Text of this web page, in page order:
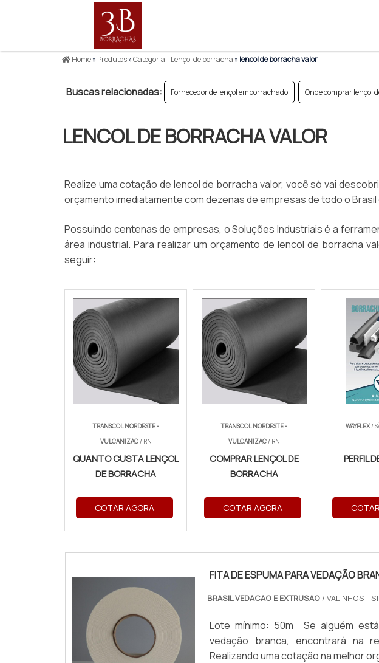
Home»Produtos»Categoria - Lençol de borracha »lencol de borracha valor
Buscas relacionadas: Fornecedor de lençol emborrachado Onde comprar lençol
LENCOL DE BORRACHA VALOR
Realize uma cotação de lencol de borracha valor, você só vai
orçamento imediatamente com dezenas de empresas de todo o
Possuindo centenas de empresas, o Soluções Industriais é a
área industrial. Para realizar um orçamento de lencol de borracha
seguir:
TRANSCOL NORDESTE -
VULCANIZAC/ RN
QUANTO CUSTA LENÇOL
DE BORRACHA
COTAR AGORA
TRANSCOL NORDESTE -
VULCANIZAC/ RN
COMPRAR LENÇOL DE
BORRACHA
COTAR AGORA
WAYFLEX/
PERFIL
FITA DE ESPUMA PARA VEDAÇÃO
BRASIL VEDACAO E EXTRUSAO / VALINHOS -
Lote mínimo: 50m Se alguém
vedação branca, encontrará na
Realizando uma cotação na melhor